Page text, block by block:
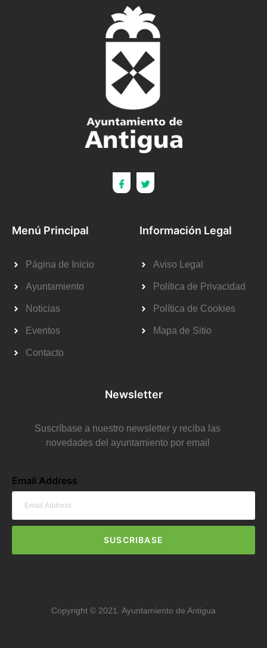
Menú Principal
Página de Inicio
Ayuntamiento
Noticias
Eventos
Contacto
Información Legal
Aviso Legal
Política de Privacidad
Política de Cookies
Mapa de Sitio
Newsletter
Suscríbase a nuestro newsletter y reciba las
novedades del ayuntamiento por email
Email Address
SUSCRIBASE
Copyright © 2021. Ayuntamiento de Antigua